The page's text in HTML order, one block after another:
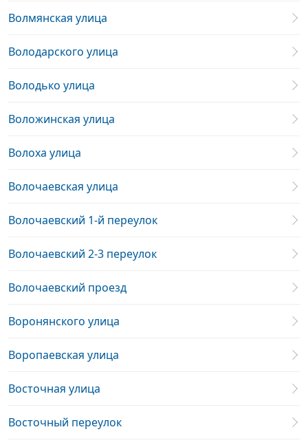
Волмянская улица
Володарского улица
Володько улица
Воложинская улица
Волоха улица
Волочаевская улица
Волочаевский 1-й переулок
Волочаевский 2-3 переулок
Волочаевский проезд
Воронянского улица
Воропаевская улица
Восточная улица
Восточный переулок